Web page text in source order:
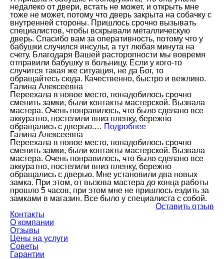
недалеко от двери, встать не может, и открыть мне
тоже не может, потому что дверь закрыта на собачку с
внутренней стороны. Пришлось срочно вызывать
специалистов, чтобы вскрывали металлическую
дверь. Спасибо вам за оперативность, потому что у
бабушки случился инсульт, а тут любая минута на
счету. Благодаря Вашей расторопности мы вовремя
отправили бабушку в больницу. Если у кого-то
случится такая же ситуация, не да Бог, то
обращайтесь сюда. Качественно, быстро и вежливо.
Галина Алексеевна
Переехала в новое место, понадобилось срочно
сменить замки, были контакты мастерской. Вызвала
мастера. Очень понравилось, что было сделано все
аккуратно, постелили вниз пленку, бережно
обращались с дверью.… Подробнее
Галина Алексеевна
Переехала в новое место, понадобилось срочно
сменить замки, были контакты мастерской. Вызвала
мастера. Очень понравилось, что было сделано все
аккуратно, постелили вниз пленку, бережно
обращались с дверью. Мне установили два новых
замка. При этом, от вызова мастера до конца работы
прошло 5 часов, при этом мне не пришлось ездить за
замками в магазин. Все было у специалиста с собой.
Оставить отзыв
Контакты
О компании
Отзывы
Цены на услуги
Советы
Гарантии